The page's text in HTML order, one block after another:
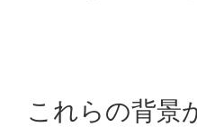
これらの背景